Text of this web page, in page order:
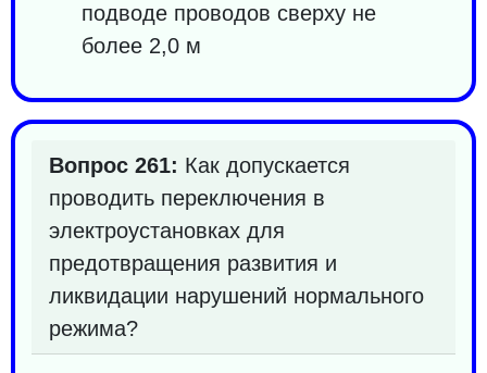
подводе проводов сверху не
более 2,0 м
Вопрос 261: Как допускается
проводить переключения в
электроустановках для
предотвращения развития и
ликвидации нарушений нормального
режима?